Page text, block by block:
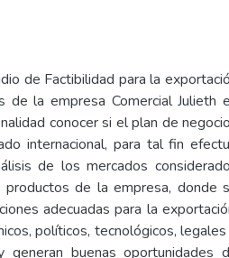
de Factibilidad para la
de la empresa Comercial Julieth
conocer si el plan de
internacional, para tal fin
de los mercados
de la empresa, donde
adecuadas para la
políticos, tecnológicos,
buenas oportunidades